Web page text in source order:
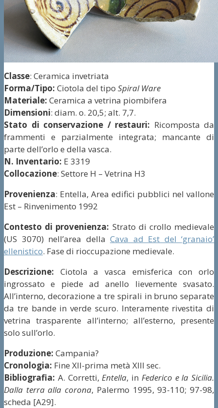
Classe: Ceramica invetriata
Forma/Tipo: Ciotola del tipo Spiral Ware
Materiale: Ceramica a vetrina piombifera
Dimensioni: diam. o. 20,5; alt. 7,7.
Stato di conservazione / restauri: Ricomposta da
frammenti e parzialmente integrata; mancante di
parte dell’orlo e della vasca.
N. Inventario: E 3319
Collocazione: Settore H – Vetrina H3
Provenienza: Entella, Area edifici pubblici nel vallone
Est – Rinvenimento 1992
Contesto di provenienza: Strato di crollo medievale
(US 3070) nell’area della Cava ad Est del ‘granaio’
ellenistico. Fase di rioccupazione medievale.
Descrizione: Ciotola a vasca emisferica con orlo
ingrossato e piede ad anello lievemente svasato.
All’interno, decorazione a tre spirali in bruno separate
da tre bande in verde scuro. Interamente rivestita di
vetrina trasparente all’interno; all’esterno, presente
solo sull’orlo.
Produzione: Campania?
Cronologia: Fine XII-prima metà XIII sec.
Bibliografia: A. Corretti,Entella, in Federico e la Sicilia.
Dalla terra alla corona, Palermo 1995, 93-110; 97-98,
scheda [A29].